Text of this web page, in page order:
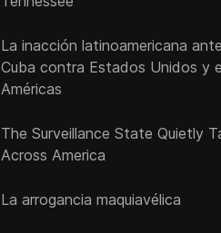
La inacción latinoamericana
Cuba contra Estados Unidos y
Américas
The Surveillance State Quietly
Across America
La arrogancia maquiavélica